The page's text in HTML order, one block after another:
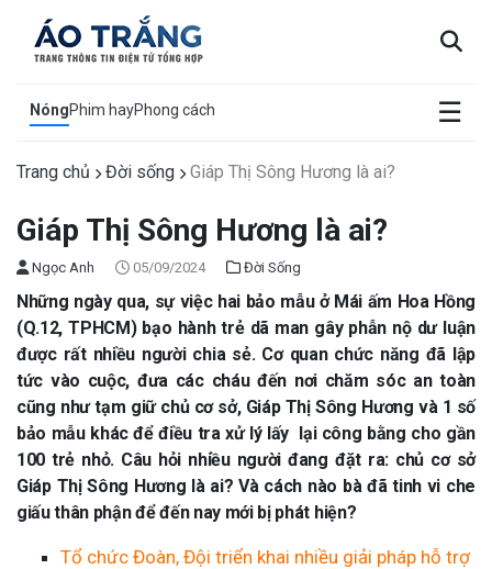
NóngPhim hayPhong cách ☰
×
Trang chủ Đời sống Giáp Thị Sông Hương là ai?
Giáp Thị Sông Hương là ai?
Ngọc Anh 05/09/2024 Đời Sống
Những ngày qua, sự việc hai bảo mẫu ở Mái ấm Hoa Hồng
(Q.12, TPHCM) bạo hành trẻ dã man gây phẫn nộ dư luận
được rất nhiều người chia sẻ. Cơ quan chức năng đã lập
tức vào cuộc, đưa các cháu đến nơi chăm sóc an toàn
cũng như tạm giữ chủ cơ sở, Giáp Thị Sông Hương và 1 số
bảo mẫu khác để điều tra xử lý lấy lại công bằng cho gần
100 trẻ nhỏ. Câu hỏi nhiều người đang đặt ra: chủ cơ sở
Giáp Thị Sông Hương là ai? Và cách nào bà đã tinh vi che
giấu thân phận để đến nay mới bị phát hiện?
Tổ chức Đoàn, Đội triển khai nhiều giải pháp hỗ trợ